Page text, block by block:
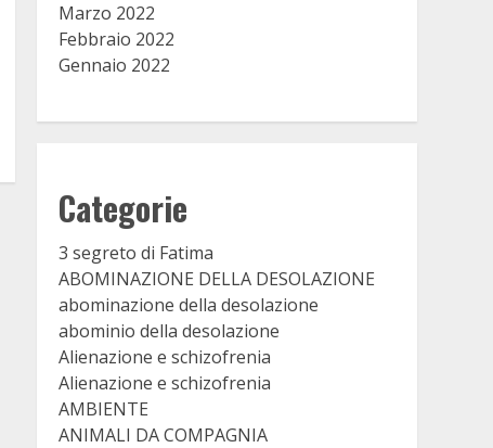
Marzo 2022
Febbraio 2022
Gennaio 2022
Categorie
3 segreto di Fatima
ABOMINAZIONE DELLA DESOLAZIONE
abominazione della desolazione
abominio della desolazione
Alienazione e schizofrenia
Alienazione e schizofrenia
AMBIENTE
ANIMALI DA COMPAGNIA